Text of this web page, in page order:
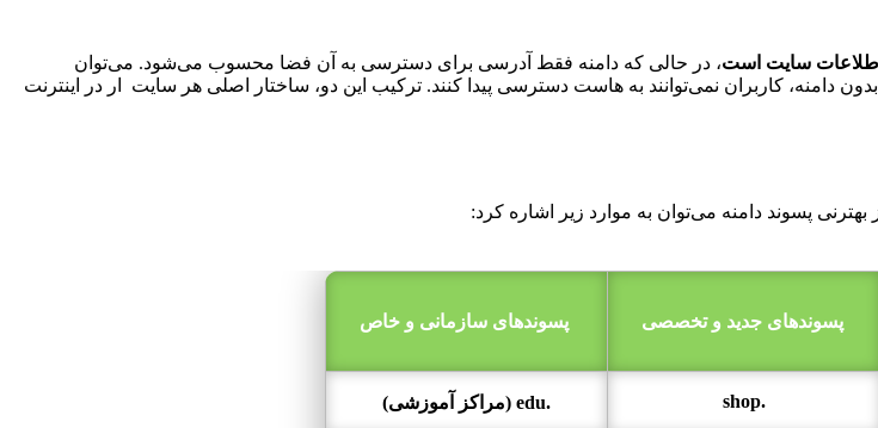
سایت است، در حالی‌ که دامنه فقط آدرسی برای دسترسی به آن فضا محسوب می‌شود. می‌توان
دامنه، کاربران نمی‌توانند به هاست دسترسی پیدا کنند. ترکیب این دو، ساختار اصلی هر سایت ار در اینترنت
پسوند دامنه می‌توان به موارد زیر اشاره کرد:
پسوندهای جدید و تخصصی پسوندهای سازمانی و خاص
.shop .edu (مراکز آموزشی)